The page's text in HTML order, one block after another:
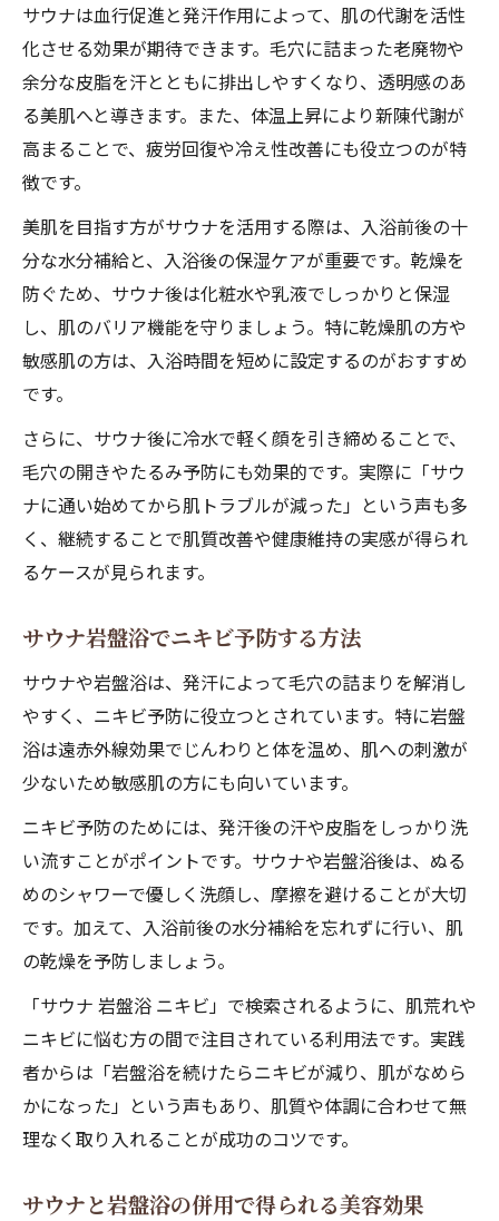
サウナは血行促進と発汗作用によって、肌の代謝を活性
化させる効果が期待できます。毛穴に詰まった老廃物や
余分な皮脂を汗とともに排出しやすくなり、透明感のあ
る美肌へと導きます。また、体温上昇により新陳代謝が
高まることで、疲労回復や冷え性改善にも役立つのが特
徴です。
美肌を目指す方がサウナを活用する際は、入浴前後の十
分な水分補給と、入浴後の保湿ケアが重要です。乾燥を
防ぐため、サウナ後は化粧水や乳液でしっかりと保湿
し、肌のバリア機能を守りましょう。特に乾燥肌の方や
敏感肌の方は、入浴時間を短めに設定するのがおすすめ
です。
さらに、サウナ後に冷水で軽く顔を引き締めることで、
毛穴の開きやたるみ予防にも効果的です。実際に「サウ
ナに通い始めてから肌トラブルが減った」という声も多
く、継続することで肌質改善や健康維持の実感が得られ
るケースが見られます。
サウナ岩盤浴でニキビ予防する方法
サウナや岩盤浴は、発汗によって毛穴の詰まりを解消し
やすく、ニキビ予防に役立つとされています。特に岩盤
浴は遠赤外線効果でじんわりと体を温め、肌への刺激が
少ないため敏感肌の方にも向いています。
ニキビ予防のためには、発汗後の汗や皮脂をしっかり洗
い流すことがポイントです。サウナや岩盤浴後は、ぬる
めのシャワーで優しく洗顔し、摩擦を避けることが大切
です。加えて、入浴前後の水分補給を忘れずに行い、肌
の乾燥を予防しましょう。
「サウナ 岩盤浴 ニキビ」で検索されるように、肌荒れや
ニキビに悩む方の間で注目されている利用法です。実践
者からは「岩盤浴を続けたらニキビが減り、肌がなめら
かになった」という声もあり、肌質や体調に合わせて無
理なく取り入れることが成功のコツです。
サウナと岩盤浴の併用で得られる美容効果